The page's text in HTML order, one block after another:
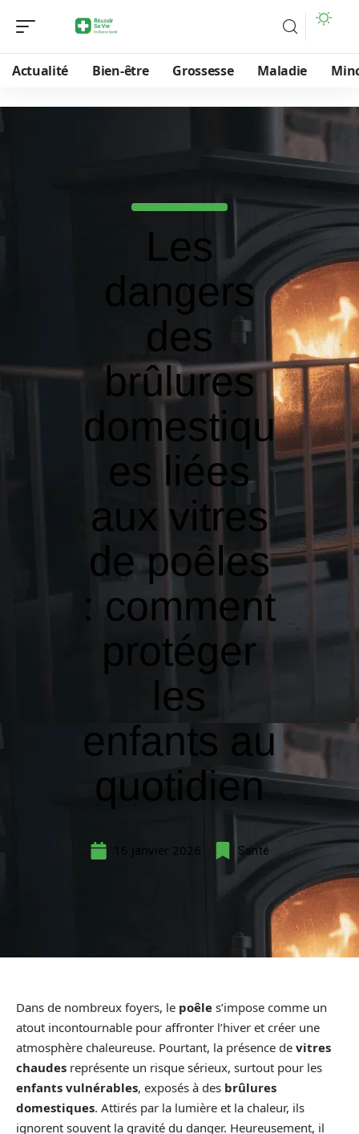
Actualité Bien-être Grossesse Maladie
Les
dangers
des
brûlures
domestiqu
es liées
aux vitres
de poêles
: comment
protéger
les
enfants au
quotidien
16 janvier 2026 Santé
Dans de nombreux foyers, le poêle s’impose comme un
atout incontournable pour affronter l’hiver et créer une
atmosphère chaleureuse. Pourtant, la présence de vitres
chaudes représente un risque sérieux, surtout pour les
enfants vulnérables, exposés à des brûlures
domestiques. Attirés par la lumière et la chaleur, ils
ignorent souvent la gravité du danger. Heureusement, il